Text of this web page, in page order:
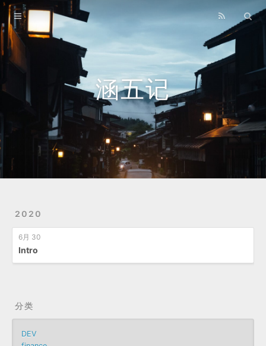
涵五记
2020
6月 30
Intro
分类
DEV
Home
Archives
Lastest
Travelling